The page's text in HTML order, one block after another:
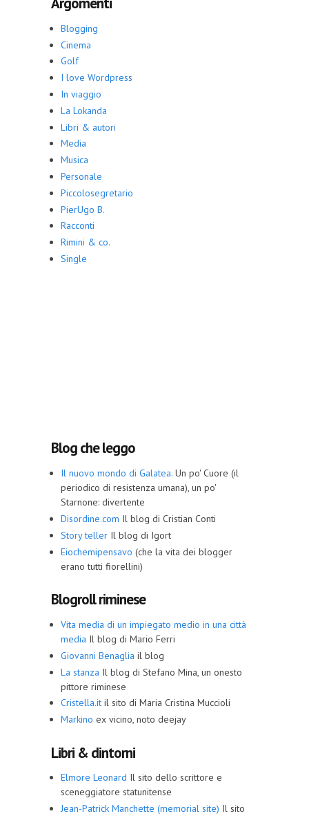
Blogging
Cinema
Golf
I love Wordpress
In viaggio
La Lokanda
Libri & autori
Media
Musica
Personale
Piccolosegretario
PierUgo B.
Racconti
Rimini & co.
Single
Blog che leggo
Il nuovo mondo di Galatea. Un po' Cuore (il
periodico di resistenza umana), un po'
Starnone: divertente
Disordine.com Il blog di Cristian Conti
Story teller Il blog di Igort
Eiochemipensavo (che la vita dei blogger
erano tutti fiorellini)
Blogroll riminese
Vita media di un impiegato medio in una città
media Il blog di Mario Ferri
Giovanni Benaglia il blog
La stanza Il blog di Stefano Mina, un onesto
pittore riminese
Cristella.it il sito di Maria Cristina Muccioli
Markino ex vicino, noto deejay
Libri & dintorni
Elmore Leonard Il sito dello scrittore e
sceneggiatore statunitense
Jean-Patrick Manchette (memorial site) Il sito